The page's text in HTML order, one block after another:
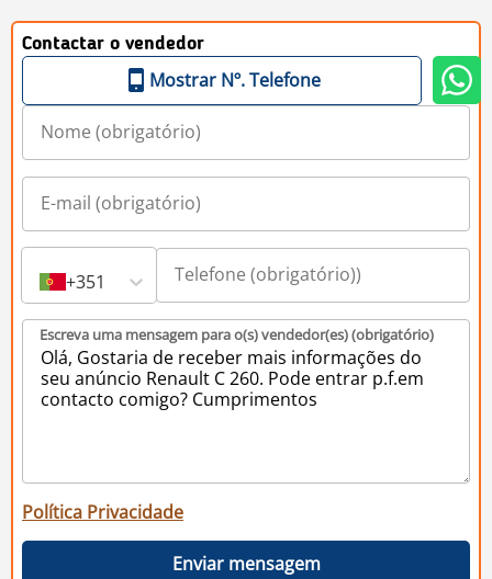
Contactar o vendedor
Mostrar Nº. Telefone
+351
Escreva uma mensagem para o(s) vendedor(es) (obrigatório)
Política Privacidade
Enviar mensagem